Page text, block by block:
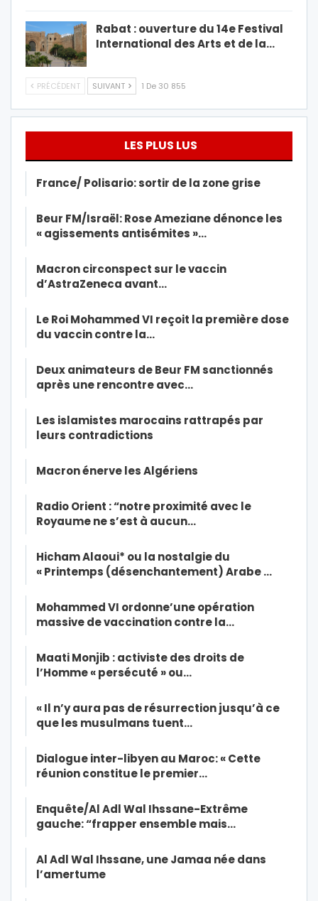
Rabat : ouverture du 14e Festival
International des Arts et de la…
PRÉCÉDENT SUIVANT 1 De 30 855
LES PLUS LUS
France/ Polisario: sortir de la zone grise
Beur FM/Israël: Rose Ameziane dénonce les
« agissements antisémites »…
Macron circonspect sur le vaccin
d’AstraZeneca avant…
Le Roi Mohammed VI reçoit la première dose
du vaccin contre la…
Deux animateurs de Beur FM sanctionnés
après une rencontre avec…
Les islamistes marocains rattrapés par
leurs contradictions
Macron énerve les Algériens
Radio Orient : “notre proximité avec le
Royaume ne s’est à aucun…
Hicham Alaoui* ou la nostalgie du
« Printemps (désenchantement) Arabe …
Mohammed VI ordonne’une opération
massive de vaccination contre la…
Maati Monjib : activiste des droits de
l’Homme « persécuté » ou…
« Il n’y aura pas de résurrection jusqu’à ce
que les musulmans tuent…
Dialogue inter-libyen au Maroc: « Cette
réunion constitue le premier…
Enquête/Al Adl Wal Ihssane-Extrême
gauche: “frapper ensemble mais…
Al Adl Wal Ihssane, une Jamaa née dans
l’amertume